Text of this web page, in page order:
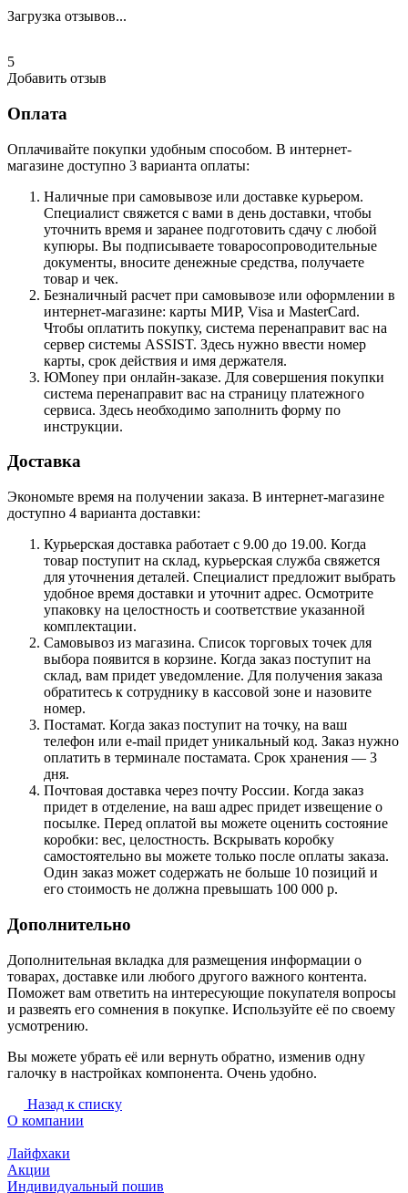
Загрузка отзывов...
5
Добавить отзыв
Оплата
Оплачивайте покупки удобным способом. В интернет-
магазине доступно 3 варианта оплаты:
Наличные при самовывозе или доставке курьером.
Специалист свяжется с вами в день доставки, чтобы
уточнить время и заранее подготовить сдачу с любой
купюры. Вы подписываете товаросопроводительные
документы, вносите денежные средства, получаете
товар и чек.
Безналичный расчет при самовывозе или оформлении в
интернет-магазине: карты МИР, Visa и MasterCard.
Чтобы оплатить покупку, система перенаправит вас на
сервер системы ASSIST. Здесь нужно ввести номер
карты, срок действия и имя держателя.
ЮMoney при онлайн-заказе. Для совершения покупки
система перенаправит вас на страницу платежного
сервиса. Здесь необходимо заполнить форму по
инструкции.
Доставка
Экономьте время на получении заказа. В интернет-магазине
доступно 4 варианта доставки:
Курьерская доставка работает с 9.00 до 19.00. Когда
товар поступит на склад, курьерская служба свяжется
для уточнения деталей. Специалист предложит выбрать
удобное время доставки и уточнит адрес. Осмотрите
упаковку на целостность и соответствие указанной
комплектации.
Самовывоз из магазина. Список торговых точек для
выбора появится в корзине. Когда заказ поступит на
склад, вам придет уведомление. Для получения заказа
обратитесь к сотруднику в кассовой зоне и назовите
номер.
Постамат. Когда заказ поступит на точку, на ваш
телефон или e-mail придет уникальный код. Заказ нужно
оплатить в терминале постамата. Срок хранения — 3
дня.
Почтовая доставка через почту России. Когда заказ
придет в отделение, на ваш адрес придет извещение о
посылке. Перед оплатой вы можете оценить состояние
коробки: вес, целостность. Вскрывать коробку
самостоятельно вы можете только после оплаты заказа.
Один заказ может содержать не больше 10 позиций и
его стоимость не должна превышать 100 000 р.
Дополнительно
Дополнительная вкладка для размещения информации о
товарах, доставке или любого другого важного контента.
Поможет вам ответить на интересующие покупателя вопросы
и развеять его сомнения в покупке. Используйте её по своему
усмотрению.
Вы можете убрать её или вернуть обратно, изменив одну
галочку в настройках компонента. Очень удобно.
Назад к списку
О компании
Лайфхаки
Акции
Индивидуальный пошив